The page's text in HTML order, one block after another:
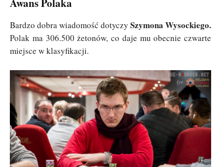
Bardzo dobra wiadomość dotyczy Szymona Wysockiego.
Polak ma 306.500 żetonów, co daje mu obecnie czwarte
miejsce w klasyfikacji.